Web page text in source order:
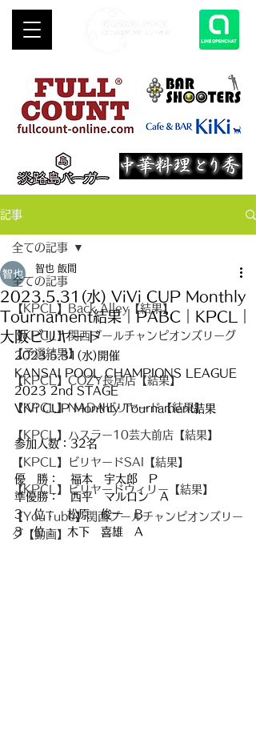
記事
全ての記事
【KPCL】Back Alley【結果】
【KPCL】関西プールチャンピオンズリーグ
【予選結果】
【KPCL】COZY長居店【結果】
【KPCL】NADAビリヤード【結果】
【KPCL】ハスラー10芸大前店【結果】
【KPCL】ビリヤードSAI【結果】
【KPCL】ビリヤードウィリー【結果】
【YouTube】関西プールチャンピオンズリー
グ【動画】
全ての記事
2023.5.31(水) ViVi CUP Monthly
Tournament結果｜PABC｜KPCL｜
大阪ビリヤード
智也 飯間
2023.5.31(水)開催
KANSAI POOL CHAMPIONS LEAGUE
2023 2nd STAGE
ViVi CUP Monthly Tournament結果
参加人数：32名
優　勝：　福本　宇太郎　P
準優勝：　西平　マルロン　A
3　位：　松原　俊一　B
3　位：　木下　喜雄　A